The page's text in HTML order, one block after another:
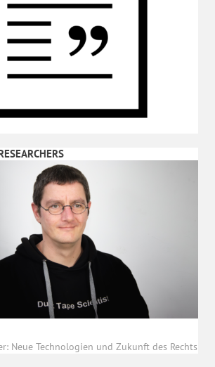
Neue Technologien und Zukunft des Rechts